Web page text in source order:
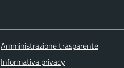
Amministrazione trasparente
Informativa privacy